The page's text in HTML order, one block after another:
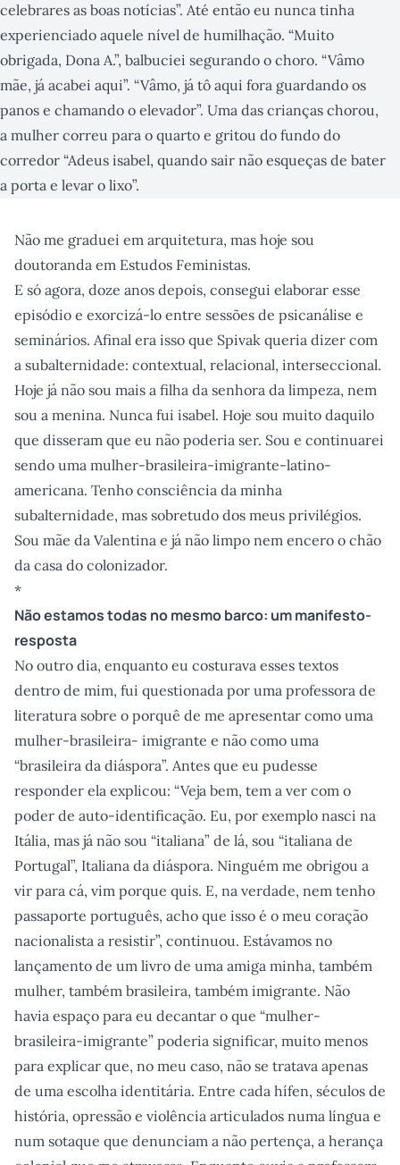
celebrares as boas notícias”. Até então eu nunca tinha
experienciado aquele nível de humilhação. “Muito
obrigada, Dona A.”, balbuciei segurando o choro. “Vâmo
mãe, já acabei aqui”. “Vâmo, já tô aqui fora guardando os
panos e chamando o elevador”. Uma das crianças chorou,
a mulher correu para o quarto e gritou do fundo do
corredor “Adeus isabel, quando sair não esqueças de bater
a porta e levar o lixo”.
Não me graduei em arquitetura, mas hoje sou
doutoranda em Estudos Feministas.
E só agora, doze anos depois, consegui elaborar esse
episódio e exorcizá-lo entre sessões de psicanálise e
seminários. Afinal era isso que Spivak queria dizer com
a subalternidade: contextual, relacional, interseccional.
Hoje já não sou mais a filha da senhora da limpeza, nem
sou a menina. Nunca fui isabel. Hoje sou muito daquilo
que disseram que eu não poderia ser. Sou e continuarei
sendo uma mulher-brasileira-imigrante-latino-
americana. Tenho consciência da minha
subalternidade, mas sobretudo dos meus privilégios.
Sou mãe da Valentina e já não limpo nem encero o chão
da casa do colonizador.
*
Não estamos todas no mesmo barco: um manifesto-
resposta
No outro dia, enquanto eu costurava esses textos
dentro de mim, fui questionada por uma professora de
literatura sobre o porquê de me apresentar como uma
mulher-brasileira- imigrante e não como uma
“brasileira da diáspora”. Antes que eu pudesse
responder ela explicou: “Veja bem, tem a ver com o
poder de auto-identificação. Eu, por exemplo nasci na
Itália, mas já não sou “italiana” de lá, sou “italiana de
Portugal”, Italiana da diáspora. Ninguém me obrigou a
vir para cá, vim porque quis. E, na verdade, nem tenho
passaporte português, acho que isso é o meu coração
nacionalista a resistir”, continuou. Estávamos no
lançamento de um livro de uma amiga minha, também
mulher, também brasileira, também imigrante. Não
havia espaço para eu decantar o que “mulher-
brasileira-imigrante” poderia significar, muito menos
para explicar que, no meu caso, não se tratava apenas
de uma escolha identitária. Entre cada hífen, séculos de
história, opressão e violência articulados numa língua e
num sotaque que denunciam a não pertença, a herança